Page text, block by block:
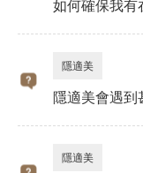
如何確保我有
隱適美
隱適美會遇到
隱適美